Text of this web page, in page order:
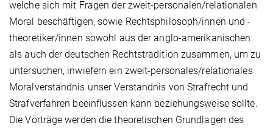
welche sich mit Fragen der zweit-perso­nalen/relationalen
Moral beschäftigen, sowie Rechts­philo­soph/innen und -
theoretiker/innen sowohl aus der anglo-amerikanischen
als auch der deutschen Rechtstradition zu­sam­men, um zu
untersuchen, inwiefern ein zweit-perso­na­les/relationales
Mo­ral­ver­ständnis unser Verständnis von Strafrecht und
Strafverfahren beeinflussen kann bezie­hungs­weise sollte.
Die Vor­trä­ge werden die theoretischen Grund­lagen des